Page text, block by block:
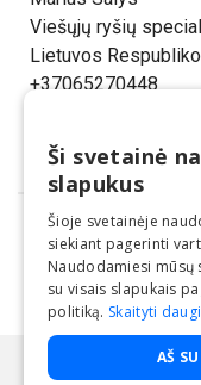
Viešųjų ryšių
Lietuvos
+37065270448
Dalintis
Buveinės
Ši svetainė
slapukus
Šioje svetainėje
siekiant pagerinti
Naudodamiesi mūsų
su visais slapukais
politiką. Skaityti
AŠ